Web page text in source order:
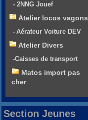
- 2NNG Jouef
Atelier locos vagons
- Aérateur Voiture DEV
Atelier Divers
-Caisses de transport
Matos import pas
cher
Section Jeunes